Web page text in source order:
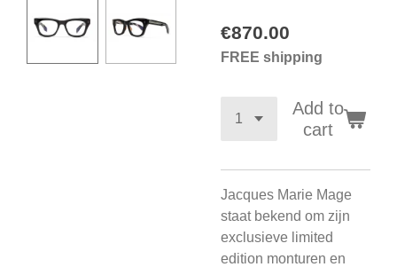
€870.00
FREE shipping
Add to
cart
Jacques Marie Mage
staat bekend om zijn
exclusieve limited
edition monturen en